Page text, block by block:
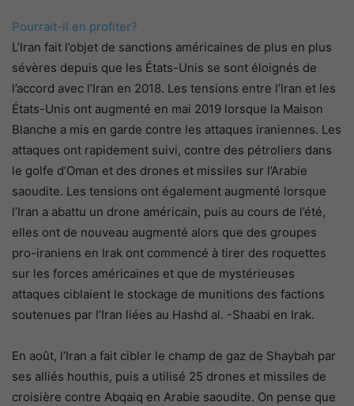
Pourrait-il en profiter?
L’Iran fait l’objet de sanctions américaines de plus en plus
sévères depuis que les États-Unis se sont éloignés de
l’accord avec l’Iran en 2018. Les tensions entre l’Iran et les
États-Unis ont augmenté en mai 2019 lorsque la Maison
Blanche a mis en garde contre les attaques iraniennes. Les
attaques ont rapidement suivi, contre des pétroliers dans
le golfe d’Oman et des drones et missiles sur l’Arabie
saoudite. Les tensions ont également augmenté lorsque
l’Iran a abattu un drone américain, puis au cours de l’été,
elles ont de nouveau augmenté alors que des groupes
pro-iraniens en Irak ont ​​commencé à tirer des roquettes
sur les forces américaines et que de mystérieuses
attaques ciblaient le stockage de munitions des factions
soutenues par l’Iran liées au Hashd al. -Shaabi en Irak.
En août, l’Iran a fait cibler le champ de gaz de Shaybah par
ses alliés houthis, puis a utilisé 25 drones et missiles de
croisière contre Abqaiq en Arabie saoudite. On pense que